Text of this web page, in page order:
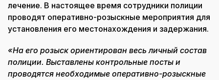
лечение. В настоящее время сотрудники полиции
проводят оперативно-розыскные мероприятия для
установления его местонахождения и задержания.
«На его розыск ориентирован весь личный состав
полиции. Выставлены контрольные посты и
проводятся необходимые оперативно-розыскные